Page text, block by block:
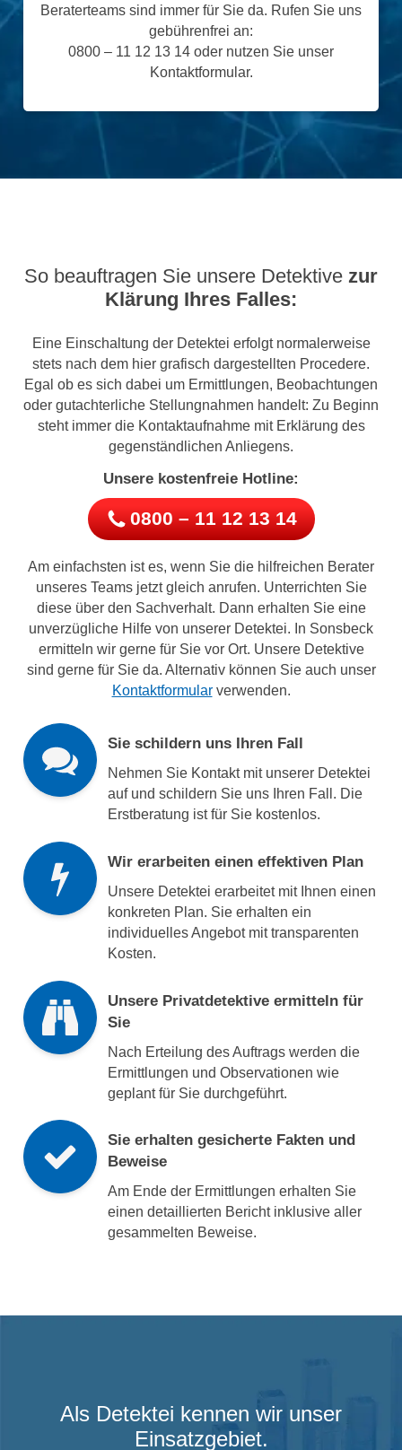
Beraterteams sind immer für Sie da. Rufen Sie uns
gebührenfrei an:
0800 – 11 12 13 14 oder nutzen Sie unser
Kontaktformular.
So beauftragen Sie unsere Detektive zur
Klärung Ihres Falles:
Eine Einschaltung der Detektei erfolgt normalerweise
stets nach dem hier grafisch dargestellten Procedere.
Egal ob es sich dabei um Ermittlungen, Beobachtungen
oder gutachterliche Stellungnahmen handelt: Zu Beginn
steht immer die Kontaktaufnahme mit Erklärung des
gegenständlichen Anliegens.
Unsere kostenfreie Hotline:
0800 – 11 12 13 14
Am einfachsten ist es, wenn Sie die hilfreichen Berater
unseres Teams jetzt gleich anrufen. Unterrichten Sie
diese über den Sachverhalt. Dann erhalten Sie eine
unverzügliche Hilfe von unserer Detektei. In Sonsbeck
ermitteln wir gerne für Sie vor Ort. Unsere Detektive
sind gerne für Sie da. Alternativ können Sie auch unser
Kontaktformularverwenden.
Sie schildern uns Ihren Fall
Nehmen Sie Kontakt mit unserer Detektei
auf und schildern Sie uns Ihren Fall. Die
Erstberatung ist für Sie kostenlos.
Wir erarbeiten einen effektiven Plan
Unsere Detektei erarbeitet mit Ihnen einen
konkreten Plan. Sie erhalten ein
individuelles Angebot mit transparenten
Kosten.
Unsere Privatdetektive ermitteln für
Sie
Nach Erteilung des Auftrags werden die
Ermittlungen und Observationen wie
geplant für Sie durchgeführt.
Sie erhalten gesicherte Fakten und
Beweise
Am Ende der Ermittlungen erhalten Sie
einen detaillierten Bericht inklusive aller
gesammelten Beweise.
Als Detektei kennen wir unser
Einsatzgebiet.